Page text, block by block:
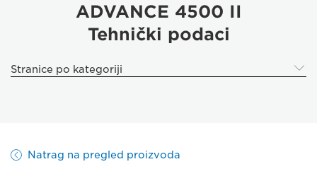
Poslovni pisači i faks-uređaji
ADVANCE 4500 II
Tehnički podaci
Stranice po kategoriji
Natrag na pregled proizvoda